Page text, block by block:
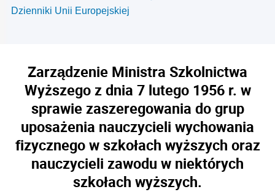
Dzienniki Unii Europejskiej
Zarządzenie Ministra Szkolnictwa
Wyższego z dnia 7 lutego 1956 r. w
sprawie zaszeregowania do grup
uposażenia nauczycieli wychowania
fizycznego w szkołach wyższych oraz
nauczycieli zawodu w niektórych
szkołach wyższych.